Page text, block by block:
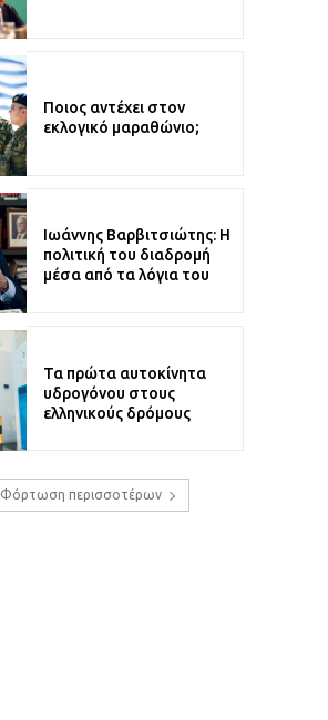
Ποιος αντέχει στον
εκλογικό μαραθώνιο;
Ιωάννης Βαρβιτσιώτης: Η
πολιτική του διαδρομή
μέσα από τα λόγια του
Τα πρώτα αυτοκίνητα
υδρογόνου στους
ελληνικούς δρόμους
Φόρτωση περισσοτέρων